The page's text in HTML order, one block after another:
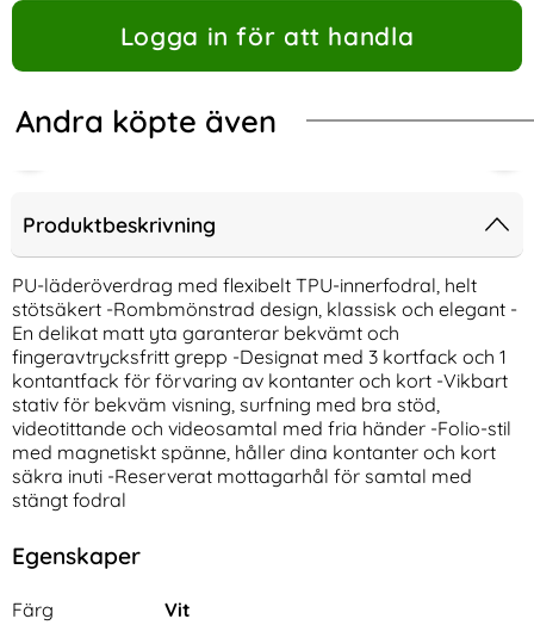
Logga in för att handla
Andra köpte även
Rhombus Läder Lila
OnePlus 15 Fodral Med
Avtagbart Kortfodral Läder
rea pris
136 krtidigare pris
136 kr
I lager
15 Fodral Med Avtagbart Kortfodral Läder Brun
Samsung Galaxy S26 Ultra
Produktbeskrivning
PU-läderöverdrag med flexibelt TPU-innerfodral, helt
stötsäkert -Rombmönstrad design, klassisk och elegant -
En delikat matt yta garanterar bekvämt och
fingeravtrycksfritt grepp -Designat med 3 kortfack och 1
kontantfack för förvaring av kontanter och kort -Vikbart
stativ för bekväm visning, surfning med bra stöd,
videotittande och videosamtal med fria händer -Folio-stil
med magnetiskt spänne, håller dina kontanter och kort
säkra inuti -Reserverat mottagarhål för samtal med
stängt fodral
Egenskaper
Egenskaper/attribut för denna produkt
Attribut
Färg
Vit